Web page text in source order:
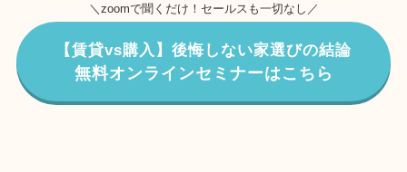
＼zoomで聞くだけ！セールスも一切なし／
【賃貸vs購入】後悔しない家選びの結論
無料オンラインセミナーはこちら